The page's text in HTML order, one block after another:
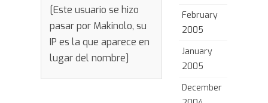
[Este usuario se hizo
pasar por Makinolo, su
IP es la que aparece en
lugar del nombre]
February
2005
January
2005
December